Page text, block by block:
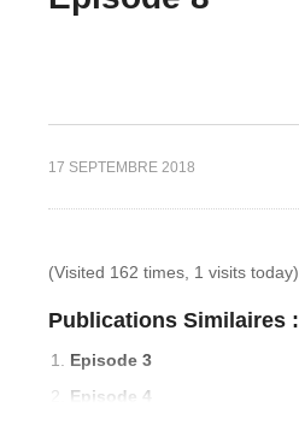
17 SEPTEMBRE 2018
(Visited 162 times, 1 visits today)
Publications Similaires :
Episode 3
Episode 4